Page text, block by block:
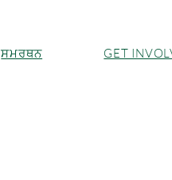
ਸਮਰਥਨ GET